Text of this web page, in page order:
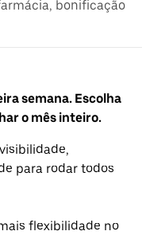
bonificação
semana. Escolha
o mês inteiro.
para rodar todos
flexibilidade no